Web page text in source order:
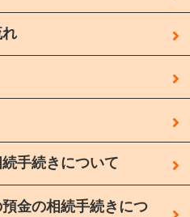
手続きについて
金の相続手続きにつ